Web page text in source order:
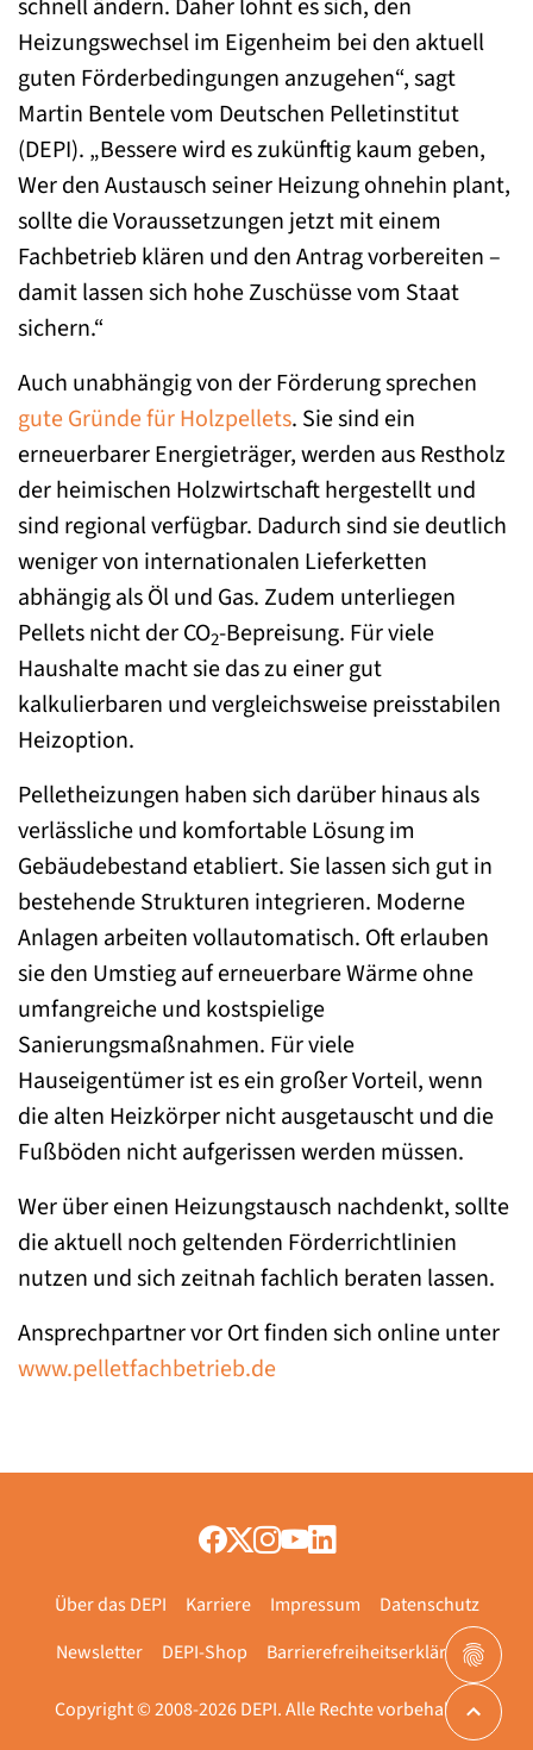
schnell ändern. Daher lohnt es sich, den
Heizungswechsel im Eigenheim bei den aktuell
guten Förderbedingungen anzugehen“, sagt
Martin Bentele vom Deutschen Pelletinstitut
(DEPI). „Bessere wird es zukünftig kaum geben,
Wer den Austausch seiner Heizung ohnehin plant,
sollte die Voraussetzungen jetzt mit einem
Fachbetrieb klären und den Antrag vorbereiten –
damit lassen sich hohe Zuschüsse vom Staat
sichern.“
Auch unabhängig von der Förderung sprechen
gute Gründe für Holzpellets. Sie sind ein
erneuerbarer Energieträger, werden aus Restholz
der heimischen Holzwirtschaft hergestellt und
sind regional verfügbar. Dadurch sind sie deutlich
weniger von internationalen Lieferketten
abhängig als Öl und Gas. Zudem unterliegen
Pellets nicht der CO2-Bepreisung. Für viele
Haushalte macht sie das zu einer gut
kalkulierbaren und vergleichsweise preisstabilen
Heizoption.
Pelletheizungen haben sich darüber hinaus als
verlässliche und komfortable Lösung im
Gebäudebestand etabliert. Sie lassen sich gut in
bestehende Strukturen integrieren. Moderne
Anlagen arbeiten vollautomatisch. Oft erlauben
sie den Umstieg auf erneuerbare Wärme ohne
umfangreiche und kostspielige
Sanierungsmaßnahmen. Für viele
Hauseigentümer ist es ein großer Vorteil, wenn
die alten Heizkörper nicht ausgetauscht und die
Fußböden nicht aufgerissen werden müssen.
Wer über einen Heizungstausch nachdenkt, sollte
die aktuell noch geltenden Förderrichtlinien
nutzen und sich zeitnah fachlich beraten lassen.
Ansprechpartner vor Ort finden sich online unter
www.pelletfachbetrieb.de
Copyright © 2008-2026 DEPI. Alle Rechte vorbehalten.
Über das DEPI Karriere Impressum
Datenschutz
Newsletter
DEPI-Shop Barrierefreiheitserklärung